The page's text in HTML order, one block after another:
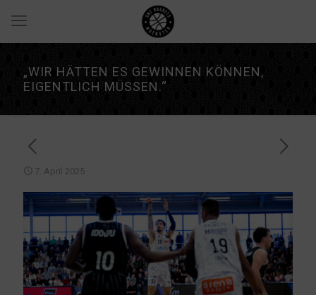
„WIR HÄTTEN ES GEWINNEN KÖNNEN,
EIGENTLICH MÜSSEN.“
7. April 2025